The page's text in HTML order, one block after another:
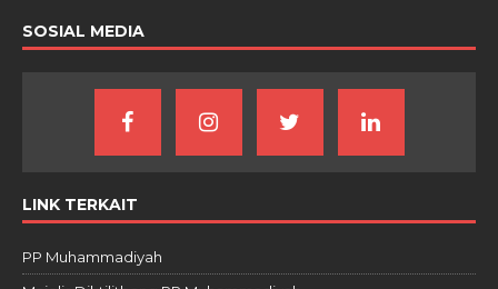
SOSIAL MEDIA
LINK TERKAIT
PP Muhammadiyah